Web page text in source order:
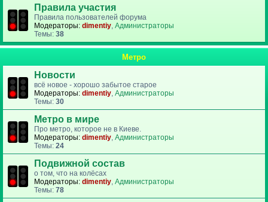
Правила участия
Правила пользователей форума
Модераторы: dimentiy, Администраторы
Темы: 38
Метро
Новости
всё новое - хорошо забытое старое
Модераторы: dimentiy, Администраторы
Темы: 30
Метро в мире
Про метро, которое не в Киеве.
Модераторы: dimentiy, Администраторы
Темы: 24
Подвижной состав
о том, что на колёсах
Модераторы: dimentiy, Администраторы
Темы: 78